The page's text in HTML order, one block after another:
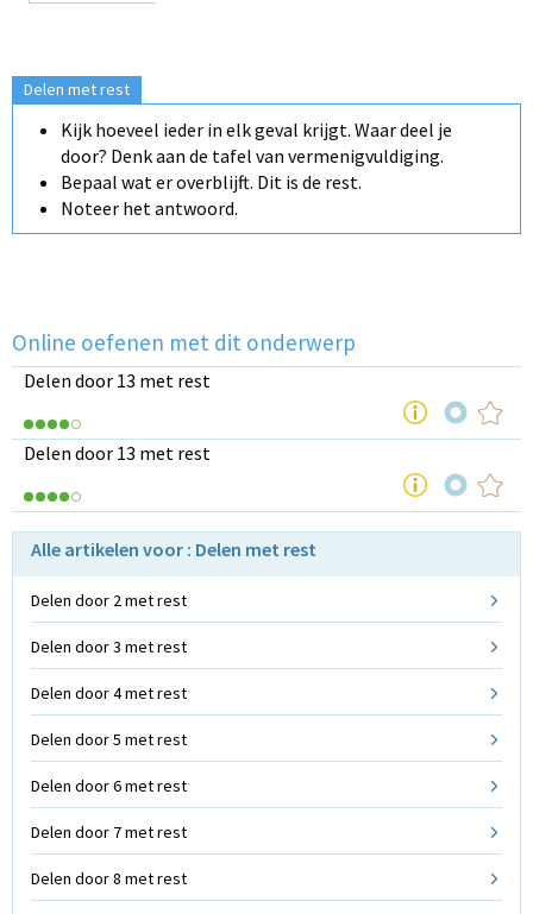
Delen met rest
Kijk hoeveel ieder in elk geval krijgt. Waar deel je
door? Denk aan de tafel van vermenigvuldiging.
Bepaal wat er overblijft. Dit is de rest.
Noteer het antwoord.
Online oefenen met dit onderwerp
Delen door 13 met rest
Delen door 13 met rest
Alle artikelen voor : Delen met rest
Delen door 2 met rest
Delen door 3 met rest
Delen door 4 met rest
Delen door 5 met rest
Delen door 6 met rest
Delen door 7 met rest
Delen door 8 met rest